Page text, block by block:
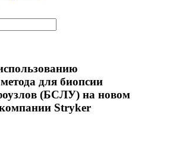
для биопсии
(БСЛУ) на новом
Stryker